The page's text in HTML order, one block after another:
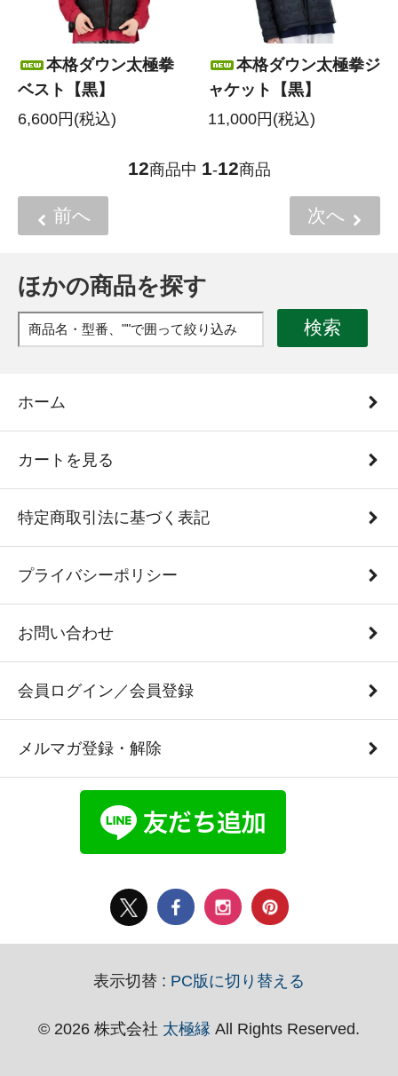
本格ダウン太極拳
ベスト【黒】
6,600円(税込)
本格ダウン太極拳ジ
ャケット【黒】
11,000円(税込)
12商品中 1-12商品
前へ 次へ
ほかの商品を探す
検索
ホーム
カートを見る
特定商取引法に基づく表記
プライバシーポリシー
お問い合わせ
会員ログイン／会員登録
メルマガ登録・解除
表示切替 : PC版に切り替える
© 2026 株式会社 太極縁 All Rights Reserved.